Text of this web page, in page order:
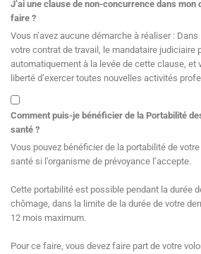
J’ai une clause de non-concurrence dans mon
faire ?
Vous n’avez aucune démarche à réaliser :
votre contrat de travail, le mandataire judiciaire
automatiquement à la levée de cette clause, et
liberté d’exercer toutes nouvelles activités
Comment puis-je bénéficier de la Portabilité
santé ?
Vous pouvez bénéficier de la portabilité de
santé si l’organisme de prévoyance l’accepte.
Cette portabilité est possible pendant la durée
chômage, dans la limite de la durée de votre
12 mois maximum.
Pour ce faire, vous devez faire part de votre